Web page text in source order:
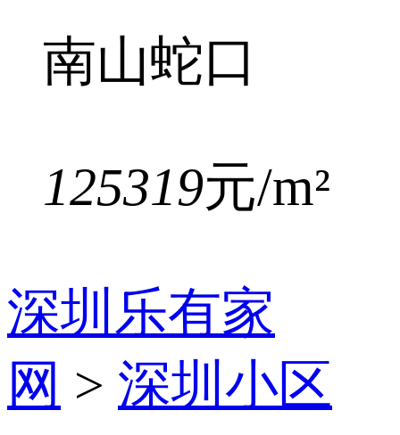
南山蛇口
125319元/m²
深圳乐有家
网 > 深圳小区